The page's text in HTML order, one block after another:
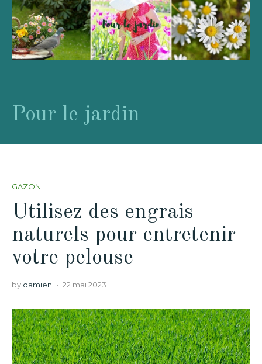
Pour le jardin
GAZON
Utilisez des engrais
naturels pour entretenir
votre pelouse
by damien 22 mai 2023